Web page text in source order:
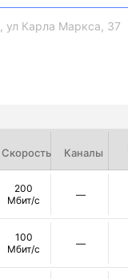
ул Карла Маркса, 37
Скорость Каналы
200
Мбит/с
—
100
Мбит/с
—